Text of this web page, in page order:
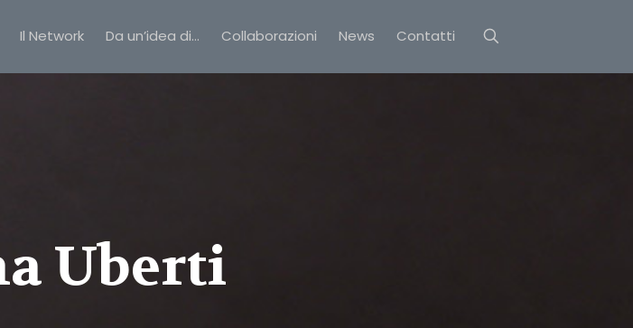
Il Network Da un’idea di… Collaborazioni News Contatti
Uberti